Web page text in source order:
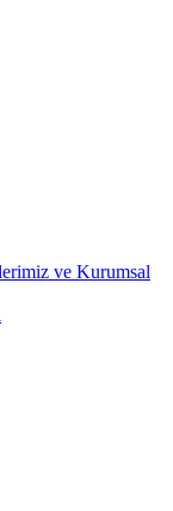
ve Kurumsal